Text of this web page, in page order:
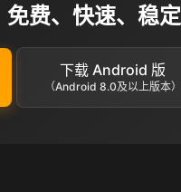
免费、快速、稳定
下载 Android 版
（Android 8.0及以上版本）